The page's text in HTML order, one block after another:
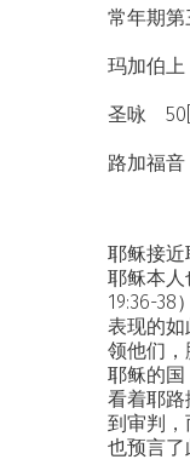
常年期
玛加伯
圣咏
路加福
耶稣接近
耶稣本
19:36-38
表现的
领他们，
耶稣的
看着耶
到审判，
也预言了